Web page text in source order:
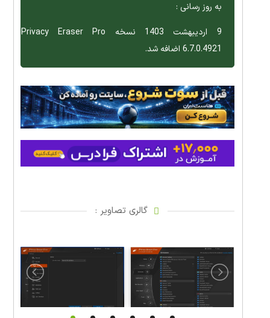
به روز رسانی :
9 اردیبهشت 1403 نسخه Privacy Eraser Pro
6.7.0.4921 اضافه شد.
گالری تصاویر :